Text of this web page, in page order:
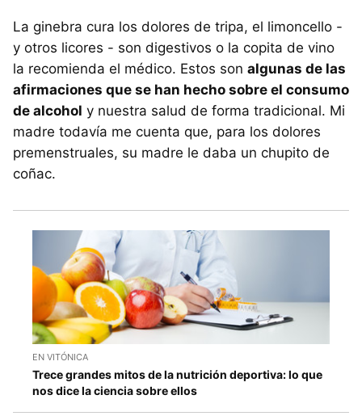
La ginebra cura los dolores de tripa, el limoncello -
y otros licores - son digestivos o la copita de vino
la recomienda el médico. Estos son algunas de las
afirmaciones que se han hecho sobre el consumo
de alcohol y nuestra salud de forma tradicional. Mi
madre todavía me cuenta que, para los dolores
premenstruales, su madre le daba un chupito de
coñac.
EN VITÓNICA
Trece grandes mitos de la nutrición deportiva: lo que
nos dice la ciencia sobre ellos